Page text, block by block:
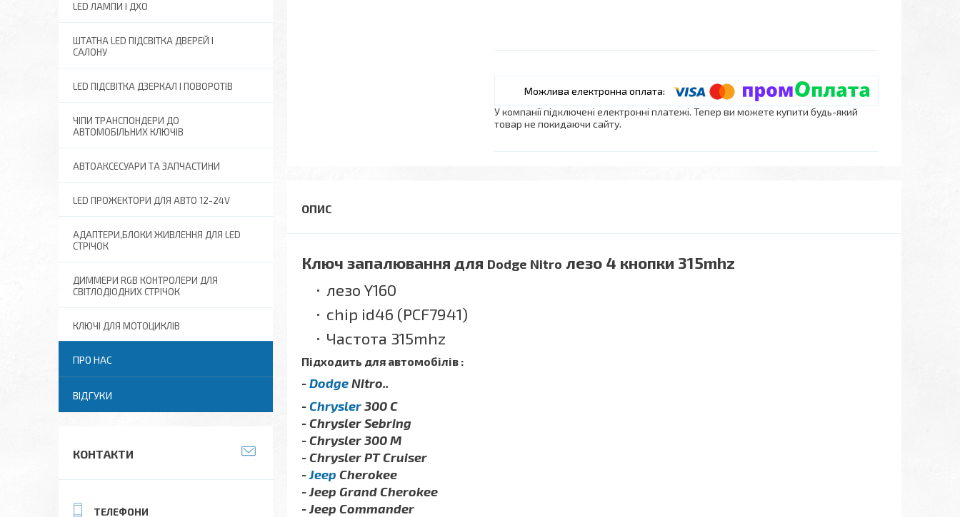
У компанії підключені електронні платежі. Тепер ви можете купити будь-який
товар не покидаючи сайту.
Ключ запалювання для Dodge Nitro лезо 4 кнопки 315mhz
лезо Y160
chip id46 (PCF7941)
Частота 315mhz
Підходить для автомобілів :
-DodgeNitro..
-Chrysler300 C
- Chrysler Sebring
- Chrysler 300 M
- Chrysler PT Cruiser
-Jeep Cherokee
- Jeep Grand Cherokee
- Jeep Commander
LED ЛАМПИ І ДХО
ШТАТНА LED ПІДСВІТКА ДВЕРЕЙ І
САЛОНУ
LED ПІДСВІТКА ДЗЕРКАЛ І ПОВОРОТІВ
ЧІПИ ТРАНСПОНДЕРИ ДО
АВТОМОБІЛЬНИХ КЛЮЧІВ
АВТОАКСЕСУАРИ ТА ЗАПЧАСТИНИ
LED ПРОЖЕКТОРИ ДЛЯ АВТО 12-24V
АДАПТЕРИ,БЛОКИ ЖИВЛЕННЯ ДЛЯ LED
СТРІЧОК
ДИММЕРИ RGB КОНТРОЛЕРИ ДЛЯ
СВІТЛОДІОДНИХ СТРІЧОК
КЛЮЧІ ДЛЯ МОТОЦИКЛІВ
ПРО НАС
ВІДГУКИ
КОНТАКТИ